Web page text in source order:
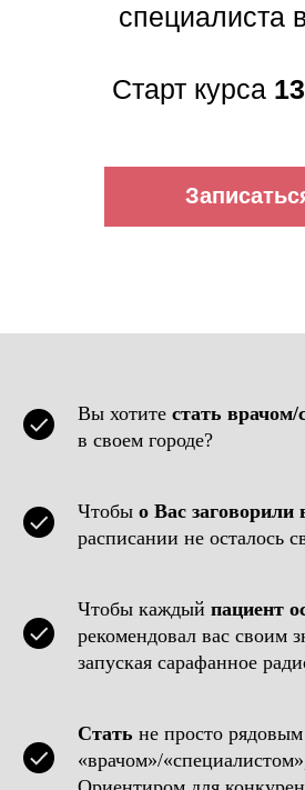
специалиста
Старт курса
Вы хотите стать
в своем городе?
Чтобы о Вас заговорили
расписании не осталось
Чтобы каждый пациент
рекомендовал вас своим
запуская сарафанное
Стать не просто рядовым
«врачом»/